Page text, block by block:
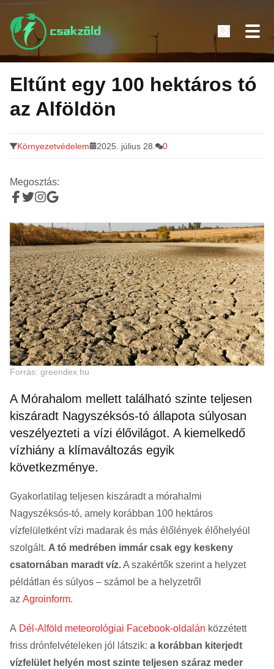
Tovább
tartalomra
Eltűnt egy 100 hektáros tó
az Alföldön
Környezetvédelem 2025. július 28. 0
Megosztás:
Forrás: greendex.hu
A Mórahalom mellett található szinte teljesen
kiszáradt Nagyszéksós-tó állapota súlyosan
veszélyezteti a vízi élővilágot. A kiemelkedő
vízhiány a klímaváltozás egyik
következménye.
Gyakorlatilag teljesen kiszáradt a mórahalmi
Nagyszéksós-tó, amely korábban 100 hektáros
vízfelületként vízi madarak és más élőlények élőhelyéül
szolgált. A tó medrében immár csak egy keskeny
csatornában maradt víz.A szakértők szerint a helyzet
példátlan és súlyos – számol be a helyzetről
az Agroinform.
A Dél-Alföld meteorológiai Facebook-oldalán közzétett
friss drónfelvételeken jól látszik: a korábban kiterjedt
vízfelület helyén most szinte teljesen száraz meder